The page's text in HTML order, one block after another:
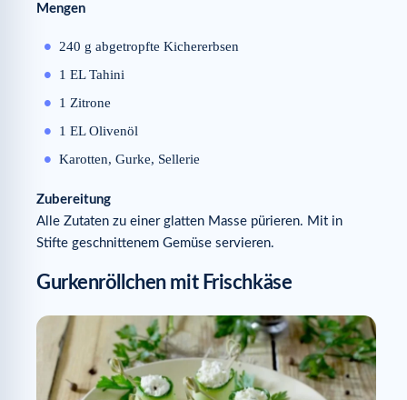
Mengen
240 g abgetropfte Kichererbsen
1 EL Tahini
1 Zitrone
1 EL Olivenöl
Karotten, Gurke, Sellerie
Zubereitung
Alle Zutaten zu einer glatten Masse pürieren. Mit in
Stifte geschnittenem Gemüse servieren.
Gurkenröllchen mit Frischkäse